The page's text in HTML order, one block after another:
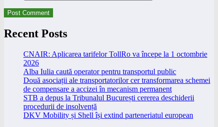
Recent Posts
CNAIR: Aplicarea tarifelor TollRo va începe la 1 octombrie
2026
Alba Iulia caută operator pentru transportul public
Două asociații ale transportatorilor cer transformarea schemei
de compensare a accizei în mecanism permanent
STB a depus la Tribunalul București cererea deschiderii
procedurii de insolvență
DKV Mobility și Shell își extind parteneriatul european